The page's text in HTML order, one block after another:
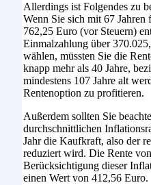
Allerdings ist Folgendes zu
Wenn Sie sich mit 67
762,25 Euro (vor Steuern)
Einmalzahlung über
wählen, müssten Sie die
knapp mehr als 40 Jahre,
mindestens 107 Jahre alt
Rentenoption zu profitieren.
Außerdem sollten Sie
durchschnittlichen
Jahr die Kaufkraft, also der
reduziert wird. Die Rente
Berücksichtigung dieser
einen Wert von 412,56 Euro.